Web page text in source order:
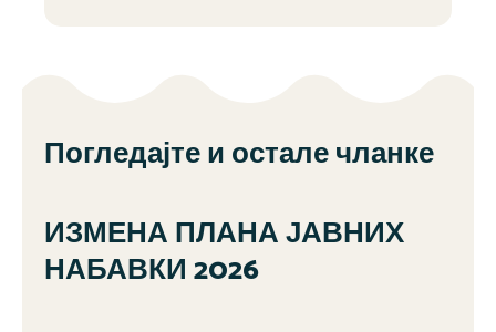
Погледајте и остале чланке
ИЗМЕНА ПЛАНА ЈАВНИХ
НАБАВКИ 2026